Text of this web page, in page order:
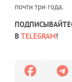
почти три года.
В TELEGRAM!